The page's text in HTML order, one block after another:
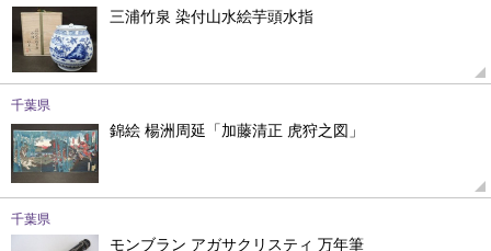
三浦竹泉 染付山水絵芋頭水指
千葉県
錦絵 楊洲周延「加藤清正 虎狩之図」
千葉県
モンブラン アガサクリスティ 万年筆